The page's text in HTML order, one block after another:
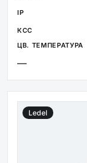
—
Ledel